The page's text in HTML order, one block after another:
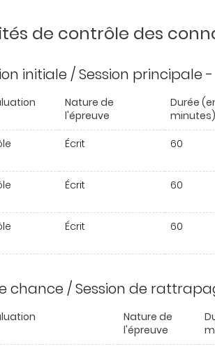
de contrôle des
initiale / Session principale -
Nature de
l'épreuve
Durée
minutes)
Écrit 60
Écrit 60
Écrit 60
chance / Session de
Nature de
l'épreuve